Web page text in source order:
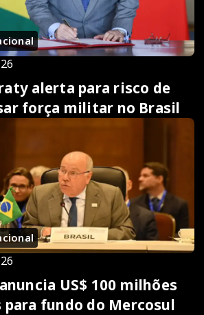
alerta para risco de
força militar no Brasil
US$ 100 milhões
para fundo do Mercosul